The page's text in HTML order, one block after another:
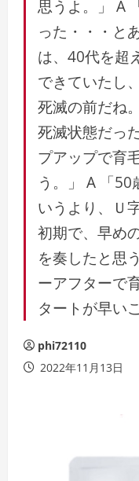
思うよ。」 A
った・・・と
は、40代を超
できていたし
死滅の前だね
死滅状態だっ
プアップで育
う。」 A 「50
いうより、Ｕ
初期で、早め
を奏したと思
ーアフターで
タートが早い
phi72110
2022年11月13日